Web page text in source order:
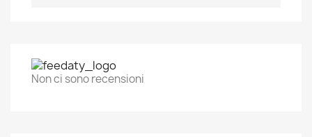
Non ci sono recensioni